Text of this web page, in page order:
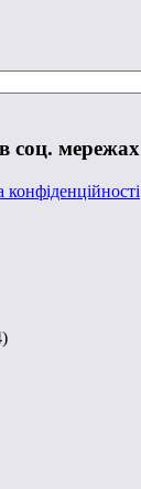
соц. мережах
конфіденційності